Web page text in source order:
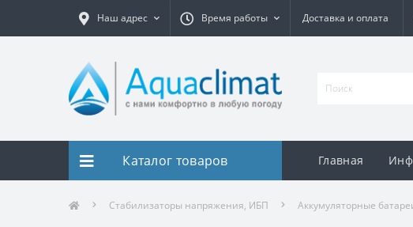
Наш адрес Время работы Доставка и оплата
Каталог товаров Главная
Стабилизаторы напряжения, ИБП Аккумуляторные